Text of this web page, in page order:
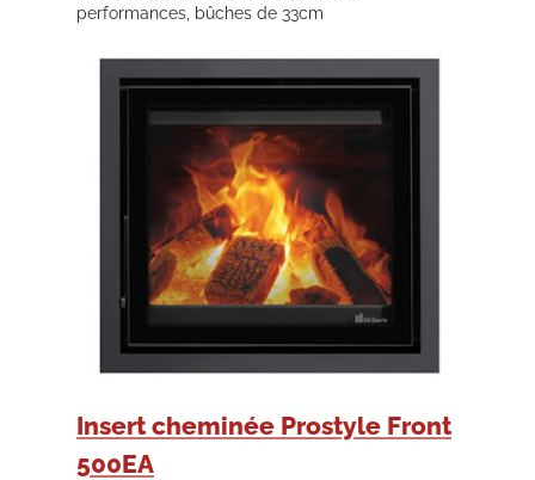
performances, bûches de 33cm
Insert cheminée Prostyle Front
500EA